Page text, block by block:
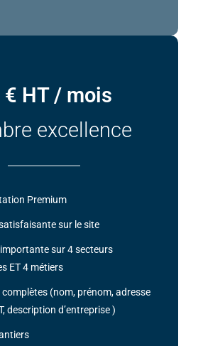
€ HT / mois
excellence​
Premium
sur le site
sur 4 secteurs
ET 4 métiers
(nom, prénom, adresse
description d’entreprise )